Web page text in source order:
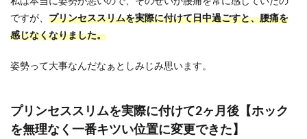
ですが、 プリンセススリムを実際に付けて日中過ごすと、腰痛を
感じなくなりました。
姿勢って大事なんだなぁとしみじみ思います。
プリンセススリムを実際に付けて2ヶ月後【ホック
を無理なく一番キツい位置に変更できた】